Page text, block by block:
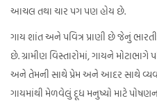
આચલ તથા ચાર પગ પણ હોય છે.
ગાય શાંત અને પવિત્ર પ્રાણી છે જેનું
છે. ગ્રામીણ વિસ્તારોમાં, ગાયને
અને તેમની સાથે પ્રેમ અને આદર સાથે
ગાયમાંથી મેળવેલું દૂધ મનુષ્યો માટે